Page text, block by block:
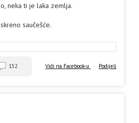
neka ti je laka zemlja.
saučešće.
Vidi na Facebook-u · Podijeli
152